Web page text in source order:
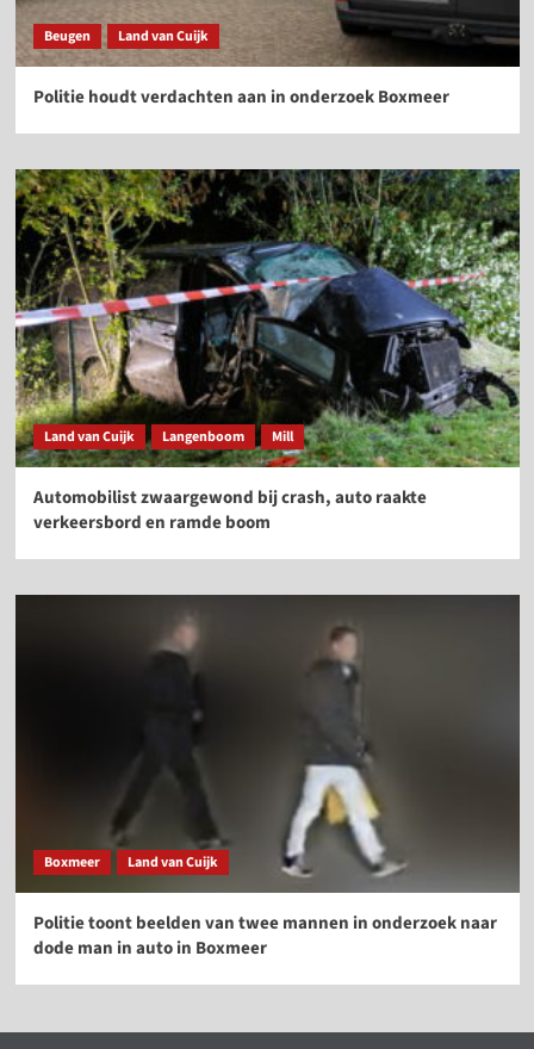
Beugen Land van Cuijk
Politie houdt verdachten aan in onderzoek Boxmeer
Land van Cuijk Langenboom Mill
Automobilist zwaargewond bij crash, auto raakte
verkeersbord en ramde boom
Boxmeer Land van Cuijk
Politie toont beelden van twee mannen in onderzoek naar
dode man in auto in Boxmeer